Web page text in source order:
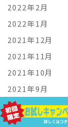
2022年2月
2022年1月
2021年12月
2021年11月
2021年10月
2021年9月
2021年8月
2021年7月